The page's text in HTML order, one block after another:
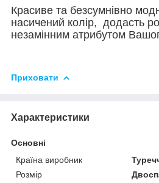
Красиве та безсумнівно
насичений колір, додасть
незамінним атрибутом
Приховати
Характеристики
Основні
Країна виробник
Розмір